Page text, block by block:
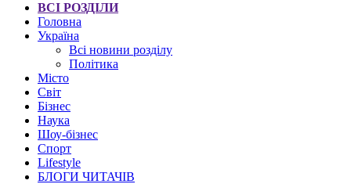
ВСІ РОЗДІЛИ
Головна
Україна
Всі новини розділу
Політика
Місто
Світ
Бізнес
Наука
Шоу-бізнес
Спорт
Lifestyle
БЛОГИ ЧИТАЧІВ